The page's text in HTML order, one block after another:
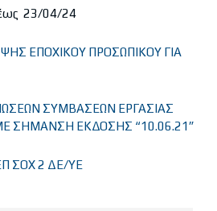
23/04/24
ΕΠΟΧΙΚΟΥ ΠΡΟΣΩΠΙΚΟΥ ΓΙΑ
ΣΥΜΒΑΣΕΩΝ ΕΡΓΑΣΙΑΣ
ΣΗΜΑΝΣΗ ΕΚΔΟΣΗΣ “10.06.21”
ΣΟΧ 2 ΔΕ/ΥΕ